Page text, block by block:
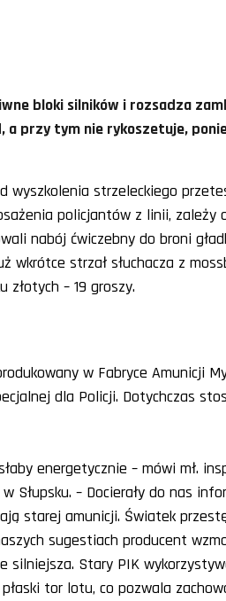
bloki silników i rozsadza
przy tym nie rykoszetuje,
wyszkolenia strzeleckiego
policjantów z linii, zależy
nabój ćwiczebny do broni
wkrótce strzał słuchacza z
złotych – 19 groszy.
w Fabryce Amunicji
dla Policji. Dotychczas
energetycznie – mówi mł.
Słupsku. – Docierały do nas
starej amunicji. Światek
sugestiach producent
silniejsza. Stary PIK
tor lotu, co pozwala